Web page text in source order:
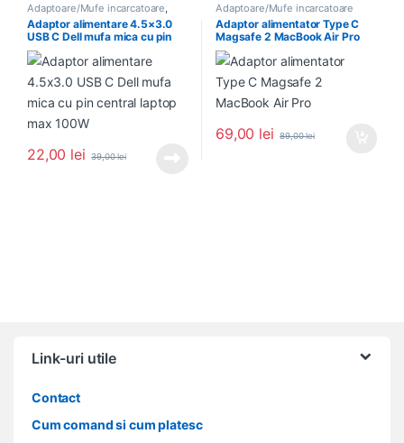
Adaptoare/Mufe incarcatoare
Cabluri si accesorii NOU in Stoc
Adaptor alimentare 4.5×3.0
USB C Dell mufa mica cu pin
central laptop max 100W
22,00 lei 39,00lei
Adaptoare/Mufe incarcatoare
Adaptor alimentator Type C
Magsafe 2 MacBook Air Pro
69,00 lei 89,00lei
Link-uri utile
Contact
Cum comand si cum platesc